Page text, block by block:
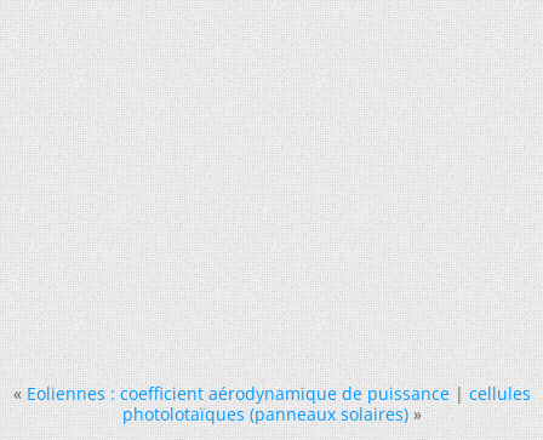
« Eoliennes : coefficient aérodynamique de puissance|cellules
photolotaïques (panneaux solaires) »